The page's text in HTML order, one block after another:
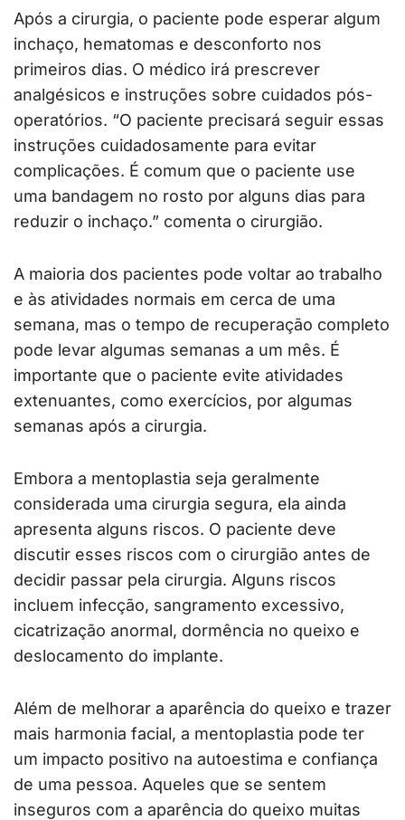
Após a cirurgia, o paciente pode esperar algum
inchaço, hematomas e desconforto nos
primeiros dias. O médico irá prescrever
analgésicos e instruções sobre cuidados pós-
operatórios. “O paciente precisará seguir essas
instruções cuidadosamente para evitar
complicações. É comum que o paciente use
uma bandagem no rosto por alguns dias para
reduzir o inchaço.” comenta o cirurgião.
A maioria dos pacientes pode voltar ao trabalho
e às atividades normais em cerca de uma
semana, mas o tempo de recuperação completo
pode levar algumas semanas a um mês. É
importante que o paciente evite atividades
extenuantes, como exercícios, por algumas
semanas após a cirurgia.
Embora a mentoplastia seja geralmente
considerada uma cirurgia segura, ela ainda
apresenta alguns riscos. O paciente deve
discutir esses riscos com o cirurgião antes de
decidir passar pela cirurgia. Alguns riscos
incluem infecção, sangramento excessivo,
cicatrização anormal, dormência no queixo e
deslocamento do implante.
Além de melhorar a aparência do queixo e trazer
mais harmonia facial, a mentoplastia pode ter
um impacto positivo na autoestima e confiança
de uma pessoa. Aqueles que se sentem
inseguros com a aparência do queixo muitas